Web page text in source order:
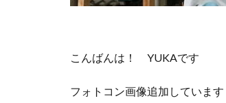
こんばんは！ YUKAです
フォトコン画像追加していま